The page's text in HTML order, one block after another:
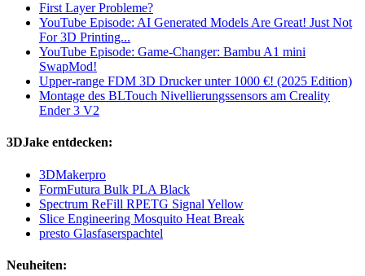
First Layer Probleme?
YouTube Episode: AI Generated Models Are Great! Just Not
For 3D Printing...
YouTube Episode: Game-Changer: Bambu A1 mini
SwapMod!
Upper-range FDM 3D Drucker unter 1000 €! (2025 Edition)
Montage des BLTouch Nivellierungssensors am Creality
Ender 3 V2
3DJake entdecken:
3DMakerpro
FormFutura Bulk PLA Black
Spectrum ReFill RPETG Signal Yellow
Slice Engineering Mosquito Heat Break
presto Glasfaserspachtel
Neuheiten: